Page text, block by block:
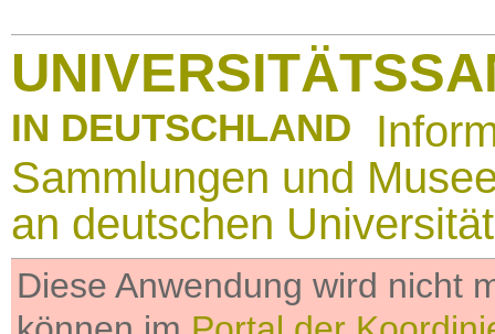
IN DEUTSCHLAND
Sammlungen und
an deutschen
Diese Anwendung wird nicht